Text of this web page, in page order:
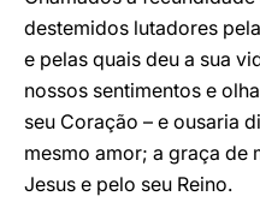
destemidos lutadores
e pelas quais deu a sua
nossos sentimentos e
seu Coração – e ousaria
mesmo amor; a graça de
Jesus e pelo seu Reino.